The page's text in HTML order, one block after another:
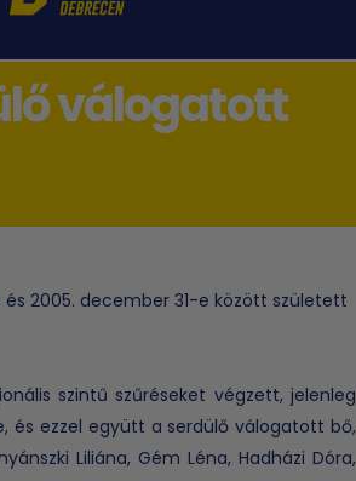
válogatott
2005. december 31-e között született
szintű szűréseket végzett, jelenleg
és ezzel együtt a serdülő válogatott bő,
Liliána, Gém Léna, Hadházi Dóra,